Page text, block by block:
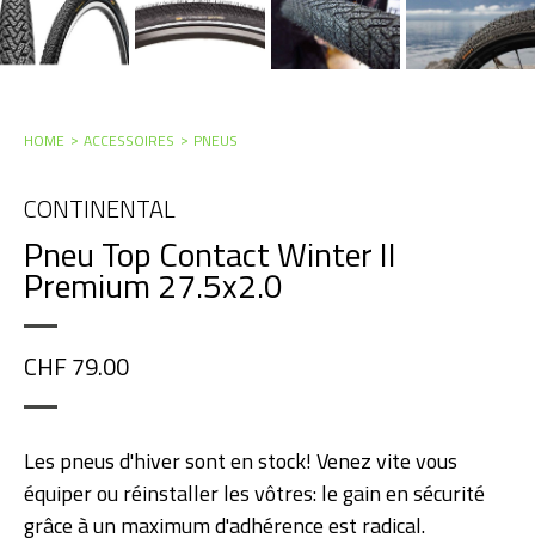
HOME ACCESSOIRES PNEUS
CONTINENTAL
Pneu Top Contact Winter II
Premium 27.5x2.0
CHF 79.00
Les pneus d'hiver sont en stock! Venez vite vous
équiper ou réinstaller les vôtres: le gain en sécurité
grâce à un maximum d'adhérence est radical.